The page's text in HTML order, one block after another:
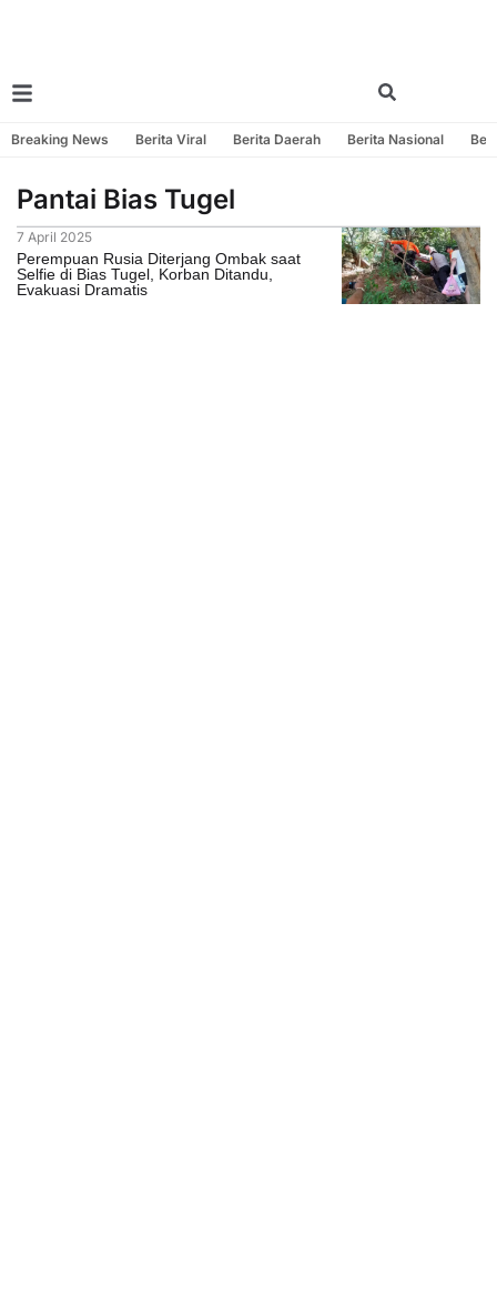
Breaking News Berita Viral Berita Daerah Berita Nasional
Pantai Bias Tugel
7 April 2025
Perempuan Rusia Diterjang Ombak saat
Selfie di Bias Tugel, Korban Ditandu,
Evakuasi Dramatis